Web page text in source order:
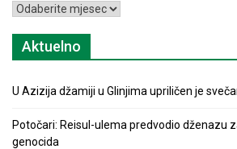
Arhiva
Aktuelno
U Azizija džamiji u Glinjima upriličen je
Potočari: Reisul-ulema predvodio dženazu
genocida